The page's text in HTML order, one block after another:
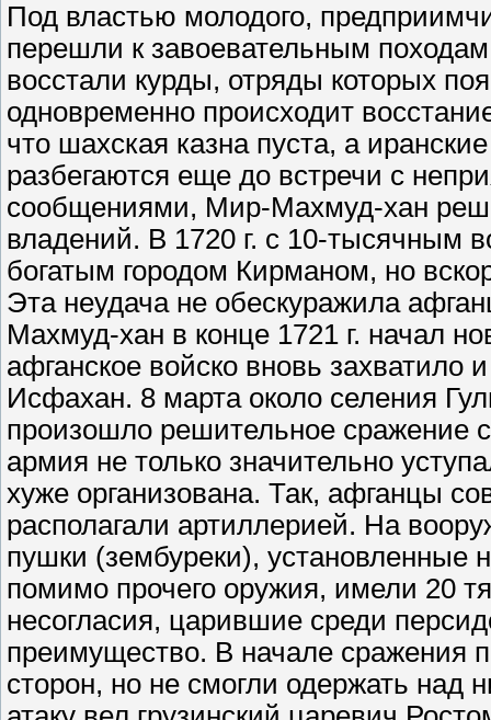
Под властью молодого,
перешли к завоевательным
восстали курды, отряды которых
одновременно происходит
что шахская казна пуста, а
разбегаются еще до встречи с
сообщениями, Мир-Махмуд-хан
владений. В 1720 г. с 10-тысячным
богатым городом Кирманом, но
Эта неудача не обескуражила
Махмуд-хан в конце 1721 г. начал
афганское войско вновь захватило
Исфахан. 8 марта около селения
произошло решительное сражение
армия не только значительно
хуже организована. Так, афганцы
располагали артиллерией. На
пушки (зембуреки), установленные
помимо прочего оружия, имели 20
несогласия, царившие среди
преимущество. В начале сражения
сторон, но не смогли одержать над